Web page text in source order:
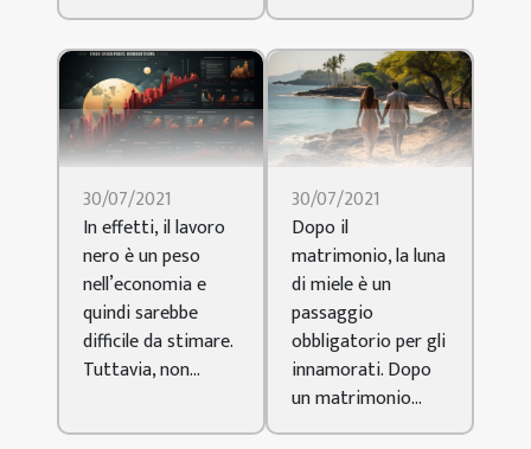
30/07/2021
In effetti, il lavoro
nero è un peso
nell’economia e
quindi sarebbe
difficile da stimare.
Tuttavia, non...
30/07/2021
Dopo il
matrimonio, la luna
di miele è un
passaggio
obbligatorio per gli
innamorati. Dopo
un matrimonio...